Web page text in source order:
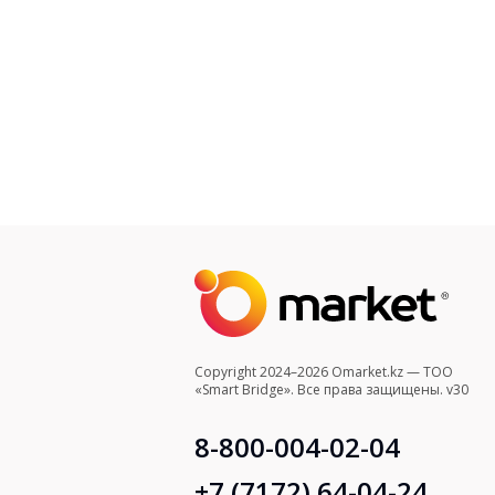
Copyright 2024–2026 Omarket.kz — ТОО
«Smart Bridge». Все права защищены. v30
8-800-004-02-04